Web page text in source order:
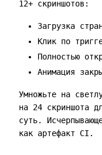
12+ скриншотов:
Загрузка
Клик по
Полностью
Анимация
Умножьте на
на 24 скриншота
суть.
как артефакт CI.